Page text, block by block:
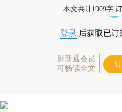
本文共计1909字
登录 后获取已
财新通会员
可畅读全文